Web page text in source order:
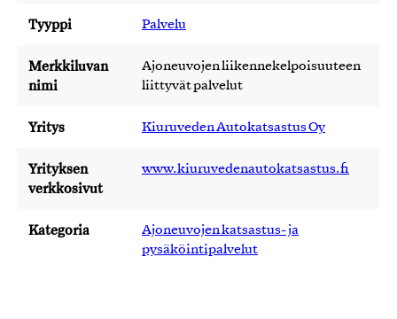
Tyyppi Palvelu
Merkkiluvan
nimi
Ajoneuvojen liikennekelpoisuuteen
liittyvät palvelut
Yritys Kiuruveden Autokatsastus Oy
Yrityksen
verkkosivut
www.kiuruvedenautokatsastus.fi
Kategoria
Ajoneuvojen katsastus- ja
pysäköintipalvelut